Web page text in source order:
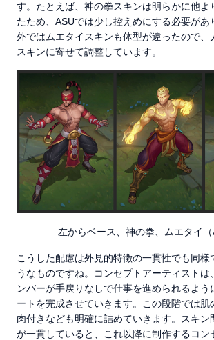
す。たとえば、神の拳スキンは明らかに他よ
たため、ASUでは少し控えめにする必要があ
外ではムエタイスキンも体型が違ったので、
スキンに寄せて調整しています。
左からベース、神の拳、ムエタイ（
こうした配慮は外見的特徴の一貫性でも同様
うなものですね。コンセプトアーティストは
ンバーが手戻りなしで仕事を進められるよう
ートを完成させていきます。この段階では肌
肉付きなども明確に詰めていきます。スキン
が一貫していると、これ以降に制作するコン